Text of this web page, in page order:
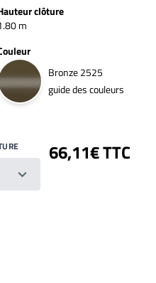
clôture
m
Bronze 2525
guide des couleurs
66,11€ TTC